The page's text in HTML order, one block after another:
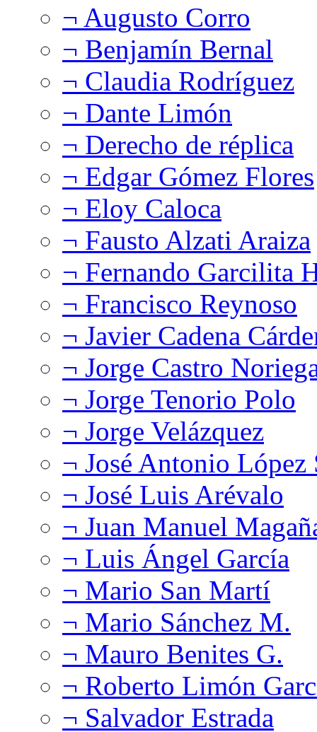
¬ Augusto Corro
¬ Benjamín Bernal
¬ Claudia Rodríguez
¬ Dante Limón
¬ Derecho de réplica
¬ Edgar Gómez Flores
¬ Eloy Caloca
¬ Fausto Alzati Araiza
¬ Fernando Garcilita
¬ Francisco Reynoso
¬ Javier Cadena
¬ Jorge Castro
¬ Jorge Tenorio Polo
¬ Jorge Velázquez
¬ José Antonio López
¬ José Luis Arévalo
¬ Juan Manuel
¬ Luis Ángel García
¬ Mario San Martí
¬ Mario Sánchez M.
¬ Mauro Benites G.
¬ Roberto Limón
¬ Salvador Estrada